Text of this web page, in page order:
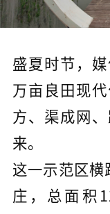
盛夏时节，
万亩良田现
方、渠成网
来。
这一示范区横
庄，总面积